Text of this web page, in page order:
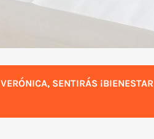
SENTIRÁS ¡BIENESTAR